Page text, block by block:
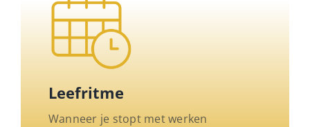
Leefritme
Wanneer je stopt met werken